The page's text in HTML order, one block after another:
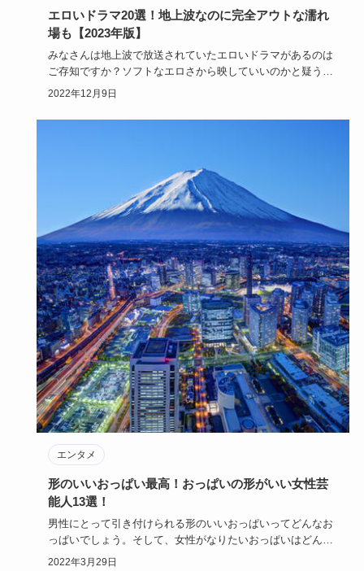
エロいドラマ20選！地上波なのに完全アウトな濡れ
場も【2023年版】
みなさんは地上波で放送されていたエロいドラマがあるのは
ご存知ですか？ソフトなエロさから映していいのかと疑うほ
どの過激なシー…
2022年12月9日
エンタメ
形のいいおっぱい最高！おっぱいの形がいい女性芸
能人13選！
男性にとって引き付けられる形のいいおっぱいってどんなお
っぱいでしょう。そして、女性がなりたいおっぱいはどんな
おっぱいでしょ…
2022年3月29日